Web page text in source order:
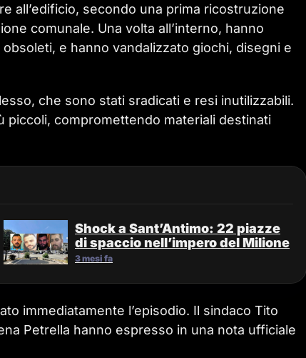
all’edificio, secondo una prima ricostruzione
comunale. Una volta all’interno, hanno
e hanno vandalizzato giochi, disegni e
che sono stati sradicati e resi inutilizzabili.
piccoli, compromettendo materiali destinati
Shock a Sant’Antimo: 22 piazze
di spaccio nell’impero del Milione
3 mesi fa
immediatamente l’episodio. Il sindaco Tito
Petrella hanno espresso in una nota ufficiale